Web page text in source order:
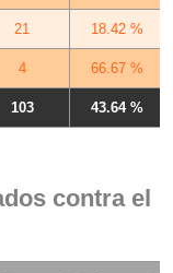
21 18.42 %
4 66.67 %
103 43.64 %
contra el